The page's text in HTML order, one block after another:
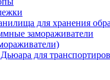
для хранения
замораживатели
для